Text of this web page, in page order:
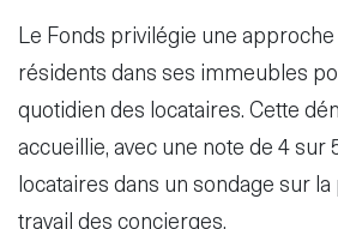
Le Fonds privilégie une
résidents dans ses immeubles
quotidien des locataires. Cette
accueillie, avec une note de 4 sur
locataires dans un sondage sur
travail des concierges.